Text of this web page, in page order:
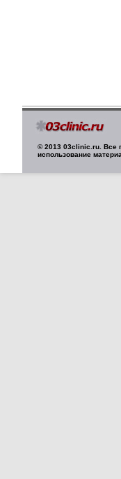
© 2013 03clinic.ru. Все
использование